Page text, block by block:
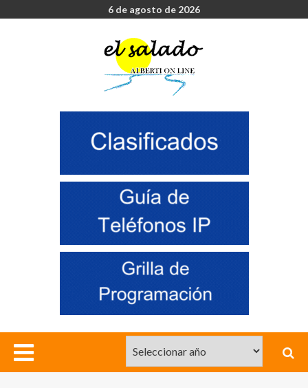
6 de agosto de 2026